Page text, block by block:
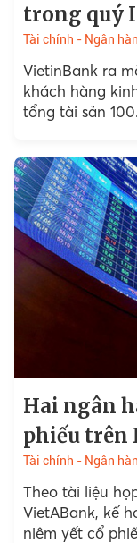
trong quý I
Tài chính - Ngân
VietinBank ra
khách hàng
tổng tài sản
Hai ngân
phiếu trên
Tài chính - Ngân
Theo tài liệu
VietABank, kế
niêm yết cổ